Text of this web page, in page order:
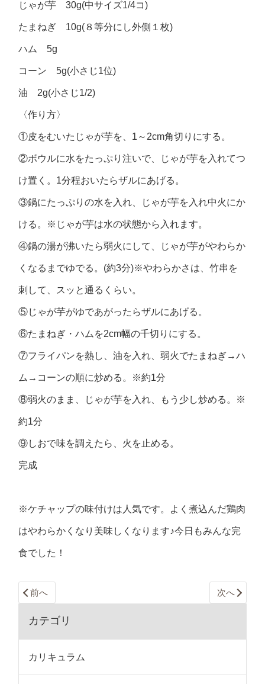
じゃが芋 30g(中サイズ1/4コ)
たまねぎ 10g(８等分にし外側１枚)
ハム 5g
コーン 5g(小さじ1位)
油 2g(小さじ1/2)
〈作り方〉
①皮をむいたじゃが芋を、1～2cm角切りにする。
②ボウルに水をたっぷり注いで、じゃが芋を入れてつ
け置く。1分程おいたらザルにあげる。
③鍋にたっぷりの水を入れ、じゃが芋を入れ中火にか
ける。※じゃが芋は水の状態から入れます。
④鍋の湯が沸いたら弱火にして、じゃが芋がやわらか
くなるまでゆでる。(約3分)※やわらかさは、竹串を
刺して、スッと通るくらい。
⑤じゃが芋がゆであがったらザルにあげる。
⑥たまねぎ・ハムを2cm幅の千切りにする。
⑦フライパンを熱し、油を入れ、弱火でたまねぎ→ハ
ム→コーンの順に炒める。※約1分
⑧弱火のまま、じゃが芋を入れ、もう少し炒める。※
約1分
⑨しおで味を調えたら、火を止める。
完成
※ケチャップの味付けは人気です。よく煮込んだ鶏肉
はやわらかくなり美味しくなります♪今日もみんな完
食でした！
前へ 次へ
カテゴリ
カリキュラム